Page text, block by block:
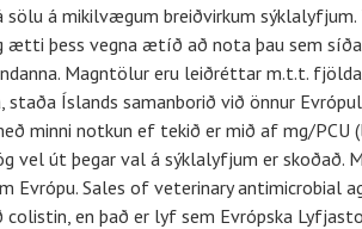
sölu á mikilvægum breiðvirkum
ætti þess vegna ætíð að nota þau sem
Magntölur eru leiðréttar m.t.t.
Íslands samanborið við önnur
minni notkun ef tekið er mið af mg/
vel út þegar val á sýklalyfjum er skoðað.
Sales of veterinary antimicrobial
en það er lyf sem Evrópska